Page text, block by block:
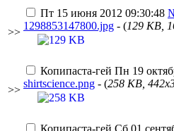
>>
Пт 15 июня 2012 09:30:48
1298853147800.jpg - (129 KB,
>>
Копипаста-гей Пн 19
shirtscience.png - (258 KB,
Копипаста-гей Сб 01